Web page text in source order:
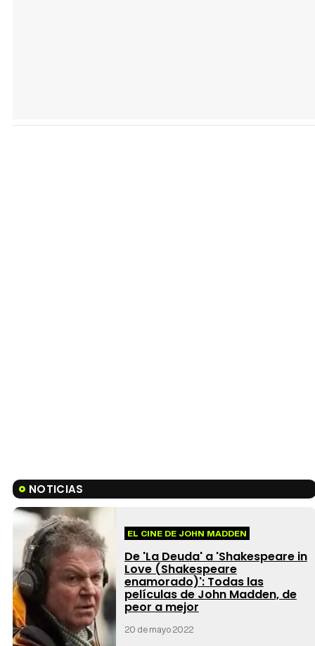
NOTICIAS
EL CINE DE JOHN MADDEN
De 'La Deuda' a 'Shakespeare in
Love (Shakespeare
enamorado)': Todas las
películas de John Madden, de
peor a mejor
20 de mayo 2022